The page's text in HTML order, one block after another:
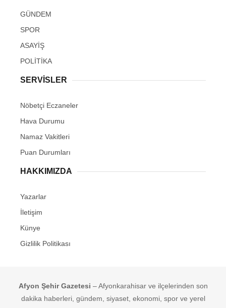
GÜNDEM
SPOR
ASAYİŞ
POLİTİKA
SERVİSLER
Nöbetçi Eczaneler
Hava Durumu
Namaz Vakitleri
Puan Durumları
HAKKIMIZDA
Yazarlar
İletişim
Künye
Gizlilik Politikası
Afyon Şehir Gazetesi – Afyonkarahisar ve ilçelerinden son
dakika haberleri, gündem, siyaset, ekonomi, spor ve yerel